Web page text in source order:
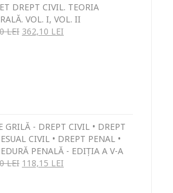
DREPT CIVIL. TEORIA
VOL. I, VOL. II
LEI 362,10 LEI
GRILĂ - DREPT CIVIL • DREPT
CIVIL • DREPT PENAL •
PENALĂ - EDIȚIA A V-A
LEI 118,15 LEI